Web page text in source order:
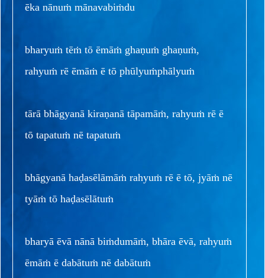
ēka nānuṁ mānavabiṁdu
bharyuṁ tēṁ tō ēmāṁ ghaṇuṁ ghaṇuṁ,
rahyuṁ rē ēmāṁ ē tō phūlyuṁphālyuṁ
tārā bhāgyanā kiraṇanā tāpamāṁ, rahyuṁ rē ē
tō tapatuṁ nē tapatuṁ
bhāgyanā haḍasēlāmāṁ rahyuṁ rē ē tō, jyāṁ nē
tyāṁ tō haḍasēlātuṁ
bharyā ēvā nānā biṁdumāṁ, bhāra ēvā, rahyuṁ
ēmāṁ ē dabātuṁ nē dabātuṁ